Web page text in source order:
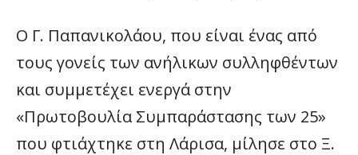
Ο Γ. Παπανικολάου, που είναι ένας από
τους γονείς των ανήλικων συλληφθέντων
και συμμετέχει ενεργά στην
«Πρωτοβουλία Συμπαράστασης των 25»
που φτιάχτηκε στη Λάρισα, μίλησε στο Ξ.